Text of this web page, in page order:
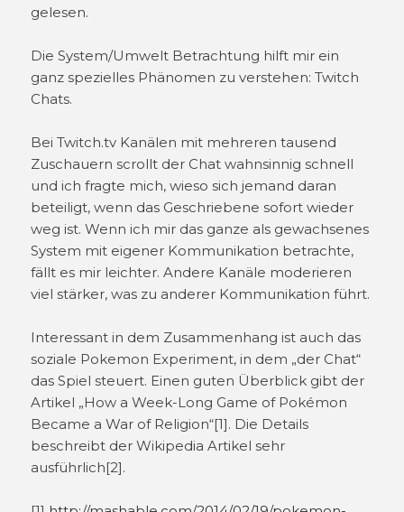
gelesen.
Die System/Umwelt Betrachtung hilft mir ein
ganz spezielles Phänomen zu verstehen: Twitch
Chats.
Bei Twitch.tv Kanälen mit mehreren tausend
Zuschauern scrollt der Chat wahnsinnig schnell
und ich fragte mich, wieso sich jemand daran
beteiligt, wenn das Geschriebene sofort wieder
weg ist. Wenn ich mir das ganze als gewachsenes
System mit eigener Kommunikation betrachte,
fällt es mir leichter. Andere Kanäle moderieren
viel stärker, was zu anderer Kommunikation führt.
Interessant in dem Zusammenhang ist auch das
soziale Pokemon Experiment, in dem „der Chat“
das Spiel steuert. Einen guten Überblick gibt der
Artikel „How a Week-Long Game of Pokémon
Became a War of Religion“[1]. Die Details
beschreibt der Wikipedia Artikel sehr
ausführlich[2].